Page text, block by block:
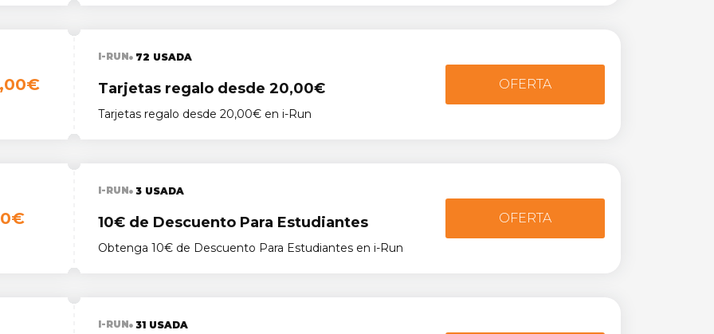
I-RUN 72 USADA
Tarjetas regalo desde 20,00€
Tarjetas regalo desde 20,00€ en i-Run
OFERTA
I-RUN 3 USADA
10€ de Descuento Para Estudiantes
Obtenga 10€ de Descuento Para Estudiantes en i-Run
OFERTA
I-RUN 31 USADA